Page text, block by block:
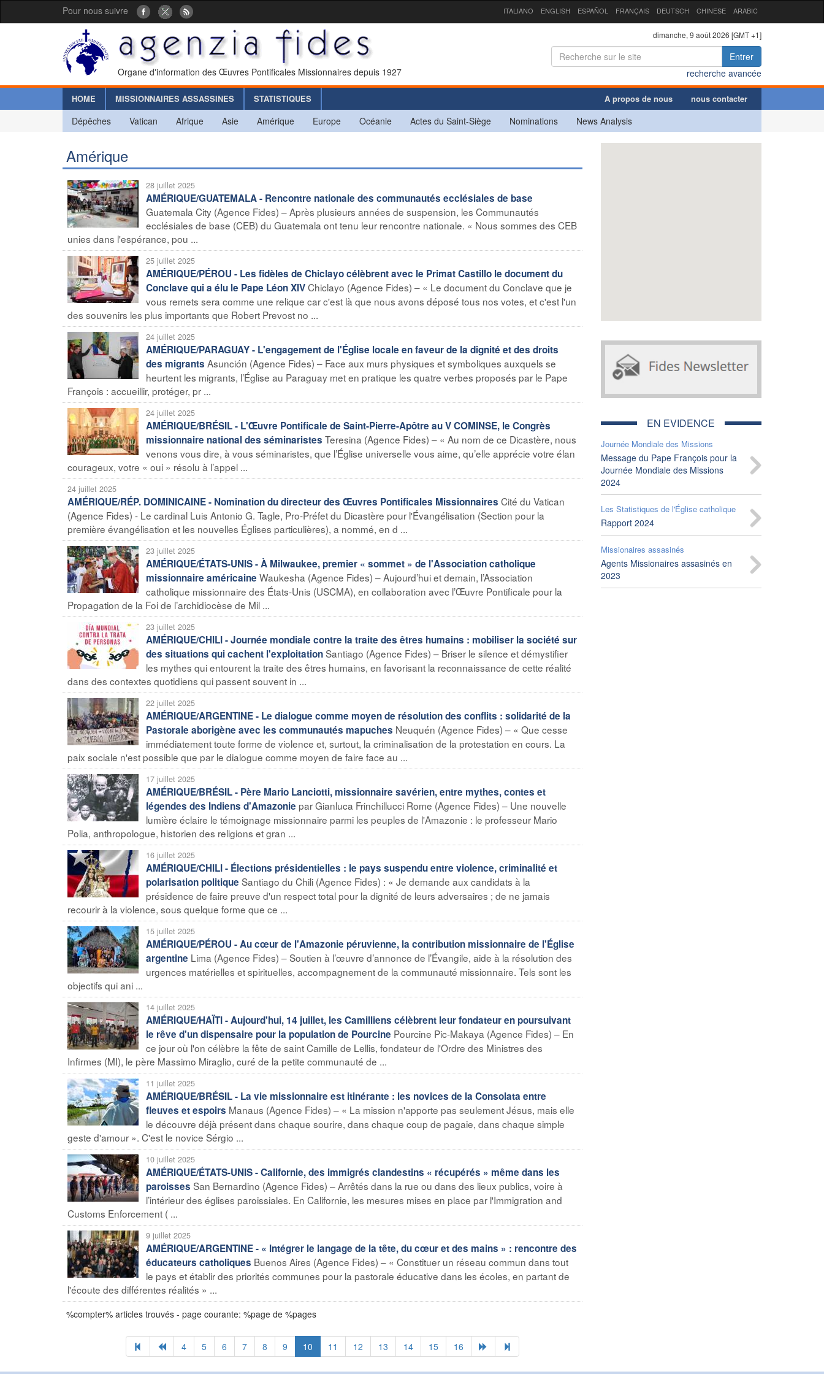
Pour nous suivre ITALIANO ENGLISH ESPAÑOL FRANÇAIS DEUTSCH CHINESE ARABIC
Organe d'information des Œuvres Pontificales Missionnaires depuis 1927
dimanche, 9 août 2026 [GMT +1]
Entrer
recherche avancée
HOME MISSIONNAIRES ASSASSINES STATISTIQUES A propos de nous nous contacter
Dépêches Vatican Afrique Asie Amérique Europe Océanie Actes du Saint-Siège Nominations News Analysis
Amérique
28 juillet 2025
AMÉRIQUE/GUATEMALA - Rencontre nationale des communautés ecclésiales de base
Guatemala City (Agence Fides) – Après plusieurs années de suspension, les Communautés
ecclésiales de base (CEB) du Guatemala ont tenu leur rencontre nationale. « Nous sommes des CEB
unies dans l'espérance, pou ...
25 juillet 2025
AMÉRIQUE/PÉROU - Les fidèles de Chiclayo célèbrent avec le Primat Castillo le document du
Conclave qui a élu le Pape Léon XIVChiclayo (Agence Fides) – « Le document du Conclave que je
vous remets sera comme une relique car c'est là que nous avons déposé tous nos votes, et c'est l'un
des souvenirs les plus importants que Robert Prevost no ...
24 juillet 2025
AMÉRIQUE/PARAGUAY - L'engagement de l'Église locale en faveur de la dignité et des droits
des migrants Asunción (Agence Fides) – Face aux murs physiques et symboliques auxquels se
heurtent les migrants, l’Église au Paraguay met en pratique les quatre verbes proposés par le Pape
François : accueillir, protéger, pr ...
24 juillet 2025
AMÉRIQUE/BRÉSIL - L'Œuvre Pontificale de Saint-Pierre-Apôtre au V COMINSE, le Congrès
missionnaire national des séminaristes Teresina (Agence Fides) – « Au nom de ce Dicastère, nous
venons vous dire, à vous séminaristes, que l’Église universelle vous aime, qu’elle apprécie votre élan
courageux, votre « oui » résolu à l’appel ...
24 juillet 2025
AMÉRIQUE/RÉP. DOMINICAINE - Nomination du directeur des Œuvres Pontificales Missionnaires Cité du Vatican
(Agence Fides) - Le cardinal Luis Antonio G. Tagle, Pro-Préfet du Dicastère pour l'Évangélisation (Section pour la
première évangélisation et les nouvelles Églises particulières), a nommé, en d ...
23 juillet 2025
AMÉRIQUE/ÉTATS-UNIS - À Milwaukee, premier « sommet » de l'Association catholique
missionnaire américaine Waukesha (Agence Fides) – Aujourd’hui et demain, l’Association
catholique missionnaire des États-Unis (USCMA), en collaboration avec l’Œuvre Pontificale pour la
Propagation de la Foi de l’archidiocèse de Mil ...
23 juillet 2025
AMÉRIQUE/CHILI - Journée mondiale contre la traite des êtres humains : mobiliser la société sur
des situations qui cachent l'exploitationSantiago (Agence Fides) – Briser le silence et démystifier
les mythes qui entourent la traite des êtres humains, en favorisant la reconnaissance de cette réalité
dans des contextes quotidiens qui passent souvent in ...
22 juillet 2025
AMÉRIQUE/ARGENTINE - Le dialogue comme moyen de résolution des conflits : solidarité de la
Pastorale aborigène avec les communautés mapuches Neuquén (Agence Fides) – « Que cesse
immédiatement toute forme de violence et, surtout, la criminalisation de la protestation en cours. La
paix sociale n'est possible que par le dialogue comme moyen de faire face au ...
17 juillet 2025
AMÉRIQUE/BRÉSIL - Père Mario Lanciotti, missionnaire savérien, entre mythes, contes et
légendes des Indiens d'Amazonie par Gianluca Frinchillucci Rome (Agence Fides) – Une nouvelle
lumière éclaire le témoignage missionnaire parmi les peuples de l'Amazonie : le professeur Mario
Polia, anthropologue, historien des religions et gran ...
16 juillet 2025
AMÉRIQUE/CHILI - Élections présidentielles : le pays suspendu entre violence, criminalité et
polarisation politique Santiago du Chili (Agence Fides) : « Je demande aux candidats à la
présidence de faire preuve d'un respect total pour la dignité de leurs adversaires ; de ne jamais
recourir à la violence, sous quelque forme que ce ...
15 juillet 2025
AMÉRIQUE/PÉROU - Au cœur de l'Amazonie péruvienne, la contribution missionnaire de l'Église
argentine Lima (Agence Fides) – Soutien à l’œuvre d’annonce de l’Évangile, aide à la résolution des
urgences matérielles et spirituelles, accompagnement de la communauté missionnaire. Tels sont les
objectifs qui ani ...
14 juillet 2025
AMÉRIQUE/HAÏTI - Aujourd'hui, 14 juillet, les Camilliens célèbrent leur fondateur en poursuivant
le rêve d'un dispensaire pour la population de Pourcine Pourcine Pic-Makaya (Agence Fides) – En
ce jour où l'on célèbre la fête de saint Camille de Lellis, fondateur de l'Ordre des Ministres des
Infirmes (MI), le père Massimo Miraglio, curé de la petite communauté de ...
11 juillet 2025
AMÉRIQUE/BRÉSIL - La vie missionnaire est itinérante : les novices de la Consolata entre
fleuves et espoirs Manaus (Agence Fides) – « La mission n'apporte pas seulement Jésus, mais elle
le découvre déjà présent dans chaque sourire, dans chaque coup de pagaie, dans chaque simple
geste d'amour ». C'est le novice Sérgio ...
10 juillet 2025
AMÉRIQUE/ÉTATS-UNIS - Californie, des immigrés clandestins « récupérés » même dans les
paroisses San Bernardino (Agence Fides) – Arrêtés dans la rue ou dans des lieux publics, voire à
l’intérieur des églises paroissiales. En Californie, les mesures mises en place par l'Immigration and
Customs Enforcement ( ...
9 juillet 2025
AMÉRIQUE/ARGENTINE - « Intégrer le langage de la tête, du cœur et des mains » : rencontre des
éducateurs catholiques Buenos Aires (Agence Fides) – « Constituer un réseau commun dans tout
le pays et établir des priorités communes pour la pastorale éducative dans les écoles, en partant de
l'écoute des différentes réalités » ...
%compter% articles trouvés - page courante: %page de %pages
4 5 6 7 8 9 10 11 12 13 14 15 16
EN EVIDENCE
Journée Mondiale des Missions
Message du Pape François pour la
Journée Mondiale des Missions
2024
Les Statistiques de l'Église catholique
Rapport 2024
Missionaires assasinés
Agents Missionaires assasinés en
2023